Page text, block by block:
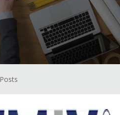
دراي ميكس داتا شيت Posts